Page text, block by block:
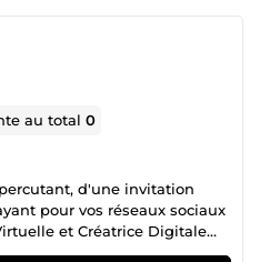
au total0
d'une invitation
pour vos réseaux sociaux
et Créatrice Digitale
réalisations à mon